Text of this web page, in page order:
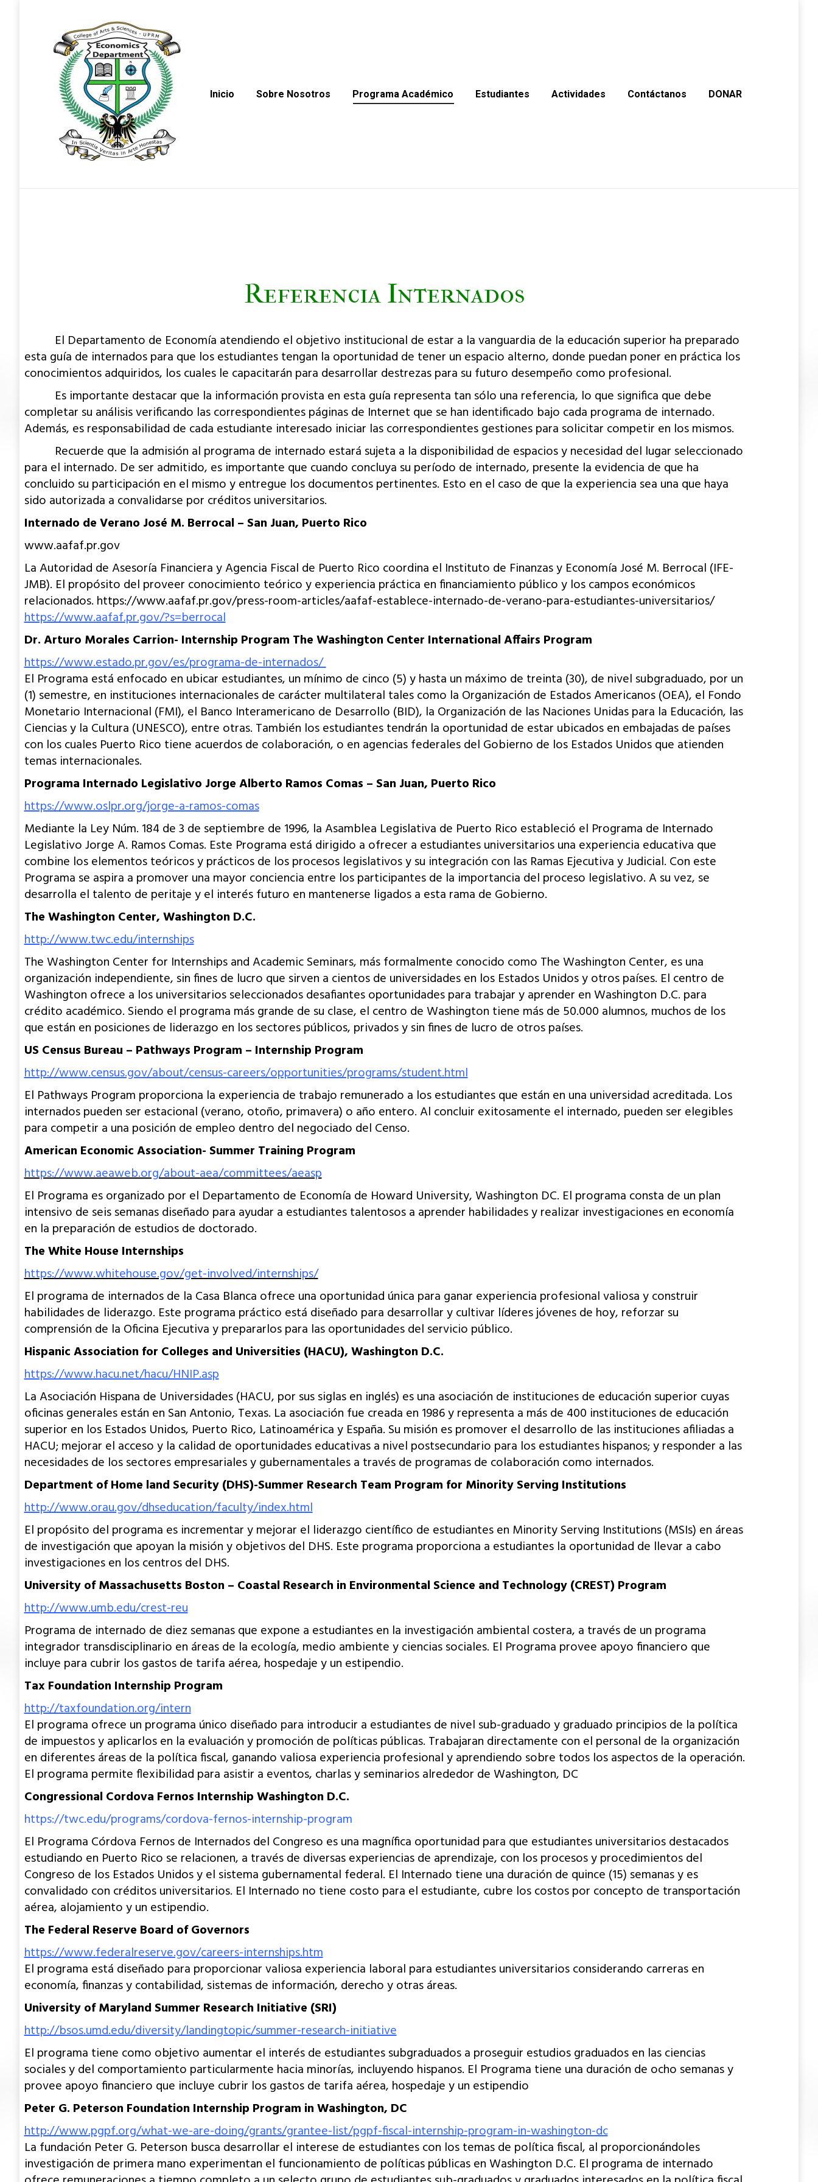
Inicio Sobre Nosotros Programa Académico Estudiantes Actividades Contáctanos DONAR
Referencia Internados
El Departamento de Economía atendiendo el objetivo institucional de estar a la vanguardia de la educación superior ha preparado
esta guía de internados para que los estudiantes tengan la oportunidad de tener un espacio alterno, donde puedan poner en práctica los
conocimientos adquiridos, los cuales le capacitarán para desarrollar destrezas para su futuro desempeño como profesional.
Es importante destacar que la información provista en esta guía representa tan sólo una referencia, lo que significa que debe
completar su análisis verificando las correspondientes páginas de Internet que se han identificado bajo cada programa de internado.
Además, es responsabilidad de cada estudiante interesado iniciar las correspondientes gestiones para solicitar competir en los mismos.
Recuerde que la admisión al programa de internado estará sujeta a la disponibilidad de espacios y necesidad del lugar seleccionado
para el internado. De ser admitido, es importante que cuando concluya su período de internado, presente la evidencia de que ha
concluido su participación en el mismo y entregue los documentos pertinentes. Esto en el caso de que la experiencia sea una que haya
sido autorizada a convalidarse por créditos universitarios.
Internado de Verano José M. Berrocal – San Juan, Puerto Rico
www.aafaf.pr.gov
La Autoridad de Asesoría Financiera y Agencia Fiscal de Puerto Rico coordina el Instituto de Finanzas y Economía José M. Berrocal (IFE-
JMB). El propósito del proveer conocimiento teórico y experiencia práctica en financiamiento público y los campos económicos
relacionados. https://www.aafaf.pr.gov/press-room-articles/aafaf-establece-internado-de-verano-para-estudiantes-universitarios/
https://www.aafaf.pr.gov/?s=berrocal
Dr. Arturo Morales Carrion- Internship Program The Washington Center International Affairs Program
https://www.estado.pr.gov/es/programa-de-internados/
El Programa está enfocado en ubicar estudiantes, un mínimo de cinco (5) y hasta un máximo de treinta (30), de nivel subgraduado, por un
(1) semestre, en instituciones internacionales de carácter multilateral tales como la Organización de Estados Americanos (OEA), el Fondo
Monetario Internacional (FMI), el Banco Interamericano de Desarrollo (BID), la Organización de las Naciones Unidas para la Educación, las
Ciencias y la Cultura (UNESCO), entre otras. También los estudiantes tendrán la oportunidad de estar ubicados en embajadas de países
con los cuales Puerto Rico tiene acuerdos de colaboración, o en agencias federales del Gobierno de los Estados Unidos que atienden
temas internacionales.
Programa Internado Legislativo Jorge Alberto Ramos Comas – San Juan, Puerto Rico
https://www.oslpr.org/jorge-a-ramos-comas
Mediante la Ley Núm. 184 de 3 de septiembre de 1996, la Asamblea Legislativa de Puerto Rico estableció el Programa de Internado
Legislativo Jorge A. Ramos Comas. Este Programa está dirigido a ofrecer a estudiantes universitarios una experiencia educativa que
combine los elementos teóricos y prácticos de los procesos legislativos y su integración con las Ramas Ejecutiva y Judicial. Con este
Programa se aspira a promover una mayor conciencia entre los participantes de la importancia del proceso legislativo. A su vez, se
desarrolla el talento de peritaje y el interés futuro en mantenerse ligados a esta rama de Gobierno.
The Washington Center, Washington D.C.
http://www.twc.edu/internships
The Washington Center for Internships and Academic Seminars, más formalmente conocido como The Washington Center, es una
organización independiente, sin fines de lucro que sirven a cientos de universidades en los Estados Unidos y otros países. El centro de
Washington ofrece a los universitarios seleccionados desafiantes oportunidades para trabajar y aprender en Washington D.C. para
crédito académico. Siendo el programa más grande de su clase, el centro de Washington tiene más de 50.000 alumnos, muchos de los
que están en posiciones de liderazgo en los sectores públicos, privados y sin fines de lucro de otros países.
US Census Bureau – Pathways Program – Internship Program
http://www.census.gov/about/census-careers/opportunities/programs/student.html
El Pathways Program proporciona la experiencia de trabajo remunerado a los estudiantes que están en una universidad acreditada. Los
internados pueden ser estacional (verano, otoño, primavera) o año entero. Al concluir exitosamente el internado, pueden ser elegibles
para competir a una posición de empleo dentro del negociado del Censo.
American Economic Association- Summer Training Program
https://www.aeaweb.org/about-aea/committees/aeasp
El Programa es organizado por el Departamento de Economía de Howard University, Washington DC. El programa consta de un plan
intensivo de seis semanas diseñado para ayudar a estudiantes talentosos a aprender habilidades y realizar investigaciones en economía
en la preparación de estudios de doctorado.
The White House Internships
https://www.whitehouse.gov/get-involved/internships/
El programa de internados de la Casa Blanca ofrece una oportunidad única para ganar experiencia profesional valiosa y construir
habilidades de liderazgo. Este programa práctico está diseñado para desarrollar y cultivar líderes jóvenes de hoy, reforzar su
comprensión de la Oficina Ejecutiva y prepararlos para las oportunidades del servicio público.
Hispanic Association for Colleges and Universities (HACU), Washington D.C.
https://www.hacu.net/hacu/HNIP.asp
La Asociación Hispana de Universidades (HACU, por sus siglas en inglés) es una asociación de instituciones de educación superior cuyas
oficinas generales están en San Antonio, Texas. La asociación fue creada en 1986 y representa a más de 400 instituciones de educación
superior en los Estados Unidos, Puerto Rico, Latinoamérica y España. Su misión es promover el desarrollo de las instituciones afiliadas a
HACU; mejorar el acceso y la calidad de oportunidades educativas a nivel postsecundario para los estudiantes hispanos; y responder a las
necesidades de los sectores empresariales y gubernamentales a través de programas de colaboración como internados.
Department of Home land Security (DHS)-Summer Research Team Program for Minority Serving Institutions
http://www.orau.gov/dhseducation/faculty/index.html
El propósito del programa es incrementar y mejorar el liderazgo científico de estudiantes en Minority Serving Institutions (MSIs) en áreas
de investigación que apoyan la misión y objetivos del DHS. Este programa proporciona a estudiantes la oportunidad de llevar a cabo
investigaciones en los centros del DHS.
University of Massachusetts Boston – Coastal Research in Environmental Science and Technology (CREST) Program
http://www.umb.edu/crest-reu
Programa de internado de diez semanas que expone a estudiantes en la investigación ambiental costera, a través de un programa
integrador transdisciplinario en áreas de la ecología, medio ambiente y ciencias sociales. El Programa provee apoyo financiero que
incluye para cubrir los gastos de tarifa aérea, hospedaje y un estipendio.
Tax Foundation Internship Program
http://taxfoundation.org/intern
El programa ofrece un programa único diseñado para introducir a estudiantes de nivel sub-graduado y graduado principios de la política
de impuestos y aplicarlos en la evaluación y promoción de políticas públicas. Trabajaran directamente con el personal de la organización
en diferentes áreas de la política fiscal, ganando valiosa experiencia profesional y aprendiendo sobre todos los aspectos de la operación.
El programa permite flexibilidad para asistir a eventos, charlas y seminarios alrededor de Washington, DC
Congressional Cordova Fernos Internship Washington D.C.
https://twc.edu/programs/cordova-fernos-internship-program
El Programa Córdova Fernos de Internados del Congreso es una magnífica oportunidad para que estudiantes universitarios destacados
estudiando en Puerto Rico se relacionen, a través de diversas experiencias de aprendizaje, con los procesos y procedimientos del
Congreso de los Estados Unidos y el sistema gubernamental federal. El Internado tiene una duración de quince (15) semanas y es
convalidado con créditos universitarios. El Internado no tiene costo para el estudiante, cubre los costos por concepto de transportación
aérea, alojamiento y un estipendio.
The Federal Reserve Board of Governors
https://www.federalreserve.gov/careers-internships.htm
El programa está diseñado para proporcionar valiosa experiencia laboral para estudiantes universitarios considerando carreras en
economía, finanzas y contabilidad, sistemas de información, derecho y otras áreas.
University of Maryland Summer Research Initiative (SRI)
http://bsos.umd.edu/diversity/landingtopic/summer-research-initiative
El programa tiene como objetivo aumentar el interés de estudiantes subgraduados a proseguir estudios graduados en las ciencias
sociales y del comportamiento particularmente hacia minorías, incluyendo hispanos. El Programa tiene una duración de ocho semanas y
provee apoyo financiero que incluye cubrir los gastos de tarifa aérea, hospedaje y un estipendio
Peter G. Peterson Foundation Internship Program in Washington, DC
http://www.pgpf.org/what-we-are-doing/grants/grantee-list/pgpf-fiscal-internship-program-in-washington-dc
La fundación Peter G. Peterson busca desarrollar el interese de estudiantes con los temas de política fiscal, al proporcionándoles
investigación de primera mano experimentan el funcionamiento de políticas públicas en Washington D.C. El programa de internado